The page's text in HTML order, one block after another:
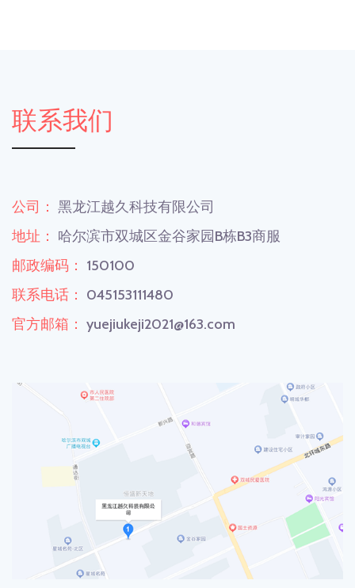
联系我们
公司： 黑龙江越久科技有限公司
地址： 哈尔滨市双城区金谷家园B栋B3商服
邮政编码： 150100
联系电话： 045153111480
官方邮箱： yuejiukeji2021@163.com